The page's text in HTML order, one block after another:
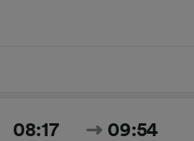
08:17 09:54